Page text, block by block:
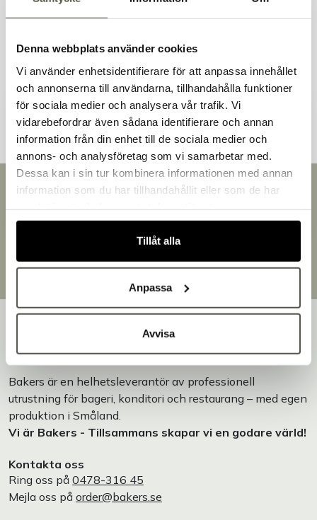
Denna webbplats använder cookies
Vi använder enhetsidentifierare för att anpassa innehållet
och annonserna till användarna, tillhandahålla funktioner
för sociala medier och analysera vår trafik. Vi
vidarebefordrar även sådana identifierare och annan
information från din enhet till de sociala medier och
annons- och analysföretag som vi samarbetar med.
Dessa kan i sin tur kombinera informationen med annan
information som du har tillhandahållit eller som de har
Tillåt alla
Anpassa
Avvisa
Liknande produkter
Andra kunder tittade även på
Snabb leverans
Leverans inom 3-5 arbetsdagar.
Brett sortiment
Över 30 000 produkter
Bakers är en helhetsleverantör av professionell
utrustning för bageri, konditori och restaurang – med egen
produktion i Småland.
Vi är Bakers - Tillsammans skapar vi en godare värld!
Kontakta oss
Ring oss på 0478-316 45
Mejla oss på order@bakers.se
Välkommen till Bakers!
Handlar du som företag eller privatperson?
Fortsätt som privatperson